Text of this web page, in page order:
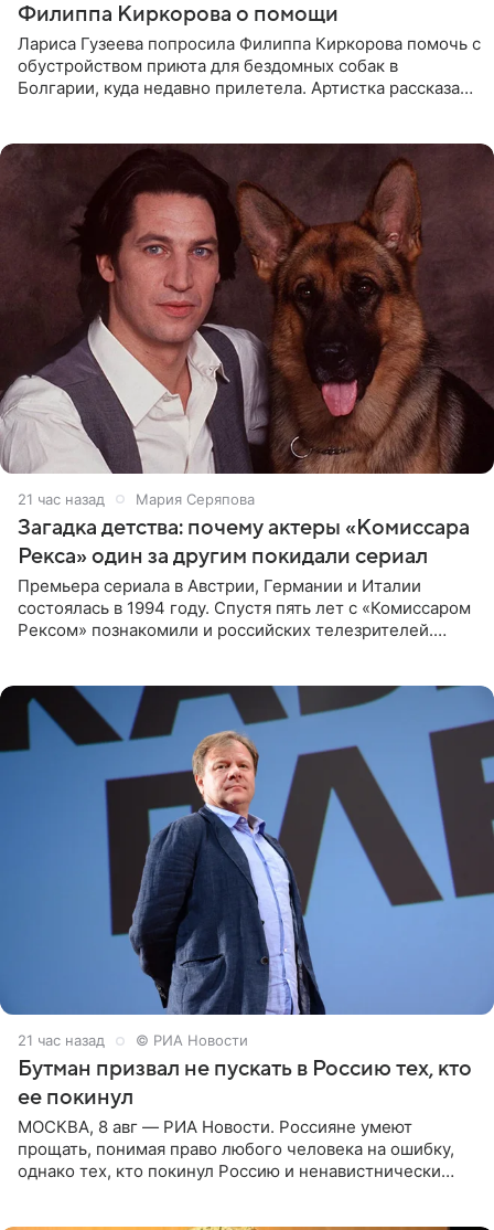
Филиппа Киркорова о помощи
Лариса Гузеева попросила Филиппа Киркорова помочь с
обустройством приюта для бездомных собак в
Болгарии, куда недавно прилетела. Артистка рассказала
21 час назад Мария Серяпова
Загадка детства: почему актеры «Комиссара
Рекса» один за другим покидали сериал
Премьера сериала в Австрии, Германии и Италии
состоялась в 1994 году. Спустя пять лет с «Комиссаром
Рексом» познакомили и российских телезрителей.
21 час назад © РИА Новости
Бутман призвал не пускать в Россию тех, кто
ее покинул
МОСКВА, 8 авг — РИА Новости. Россияне умеют
прощать, понимая право любого человека на ошибку,
однако тех, кто покинул Россию и ненавистнически